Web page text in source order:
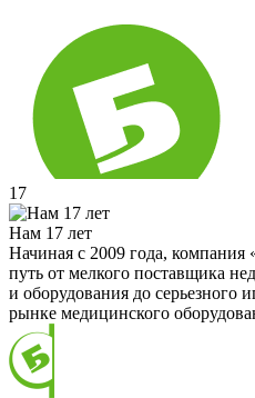
17
Нам 17 лет
Начиная с 2009 года,
путь от мелкого поставщика
и оборудования до серьезного
рынке медицинского